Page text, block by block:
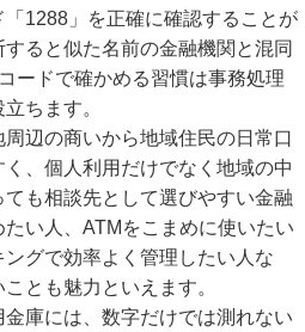
1288」を正確に確認することが
ると似た名前の金融機関と混同
ードで確かめる習慣は事務処理
ちます。
辺の商いから地域住民の日常口
、個人利用だけでなく地域の中
も相談先として選びやすい金融
い人、ATMをこまめに使いたい
グで効率よく管理したい人な
とも魅力といえます。
庫には、数字だけでは測れない